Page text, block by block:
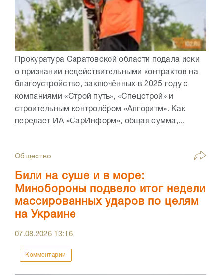
Прокуратура Саратовской области подала иски
о признании недействительными контрактов на
благоустройство, заключённых в 2025 году с
компаниями «Строй путь», «Спецстрой» и
строительным контролёром «Алгоритм». Как
передает ИА «СарИнформ», общая сумма,...
Общество
Били на суше и в море:
Минобороны подвело итог недели
массированных ударов по целям
на Украине
07.08.2026 13:16
Комментарии